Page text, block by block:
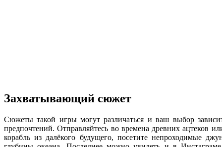
Захватывающий сюжет
Сюжеты такой игры могут различаться и ваш выбор
предпочтений. Отправляйтесь во времена древних ацтеков
корабль из далёкого будущего, посетите непроходимые